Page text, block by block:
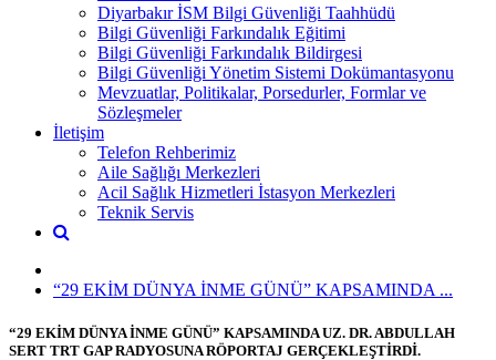
Diyarbakır İSM Bilgi Güvenliği Taahhüdü
Bilgi Güvenliği Farkındalık Eğitimi
Bilgi Güvenliği Farkındalık Bildirgesi
Bilgi Güvenliği Yönetim Sistemi Dokümantasyonu
Mevzuatlar, Politikalar, Porsedurler, Formlar ve
Sözleşmeler
İletişim
Telefon Rehberimiz
Aile Sağlığı Merkezleri
Acil Sağlık Hizmetleri İstasyon Merkezleri
Teknik Servis
“29 EKİM DÜNYA İNME GÜNÜ” KAPSAMINDA ...
“29 EKİM DÜNYA İNME GÜNÜ” KAPSAMINDA UZ. DR. ABDULLAH
SERT TRT GAP RADYOSUNA RÖPORTAJ GERÇEKLEŞTİRDİ.